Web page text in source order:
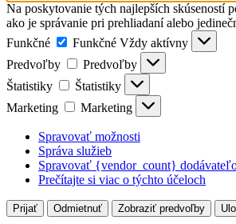
Na poskytovanie tých najlepších skúseností
ako je správanie pri prehliadaní alebo
Funkčné
Funkčné Vždy aktívny
Predvoľby
Predvoľby
Štatistiky
Štatistiky
Marketing
Marketing
Spravovať možnosti
Správa služieb
Spravovať {vendor_count}
Prečítajte si viac o týchto účeloch
Prijať Odmietnuť Zobraziť predvoľby